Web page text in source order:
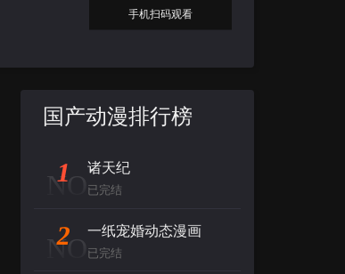
手机扫码观看
国产动漫排行榜
NO
1 诸天纪
已完结
NO
2 一纸宠婚动态漫画
已完结